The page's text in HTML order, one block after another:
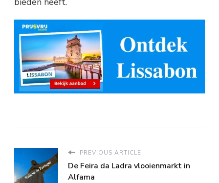
PREVIOUS ARTICLE
De Feira da Ladra vlooienmarkt in
Alfama